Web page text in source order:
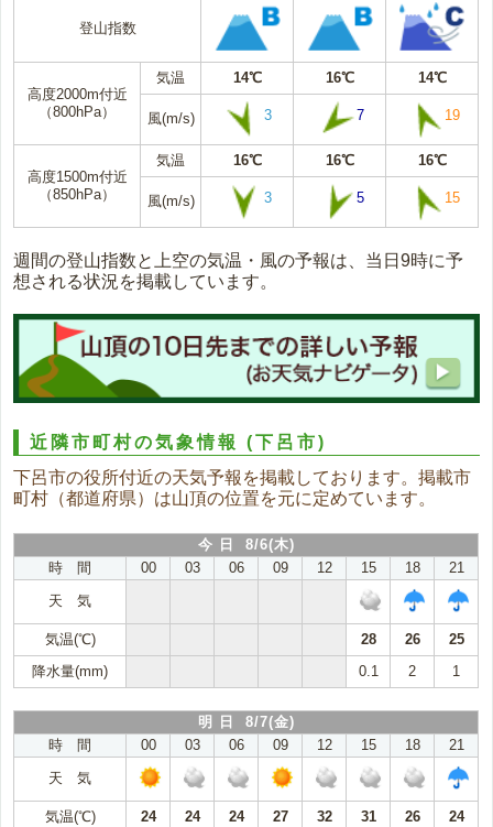
登山指数
高度2000m付近
（800hPa）
気温 14℃ 16℃ 14℃
風(m/s) 3 7 19
高度1500m付近
（850hPa）
気温 16℃ 16℃ 16℃
風(m/s) 3 5 15
週間の登山指数と上空の気温・風の予報は、当日9時に予
想される状況を掲載しています。
近隣市町村の気象情報(下呂市)
下呂市の役所付近の天気予報を掲載しております。掲載市
町村（都道府県）は山頂の位置を元に定めています。
今 日 8/6(木)
時 間
00 03 06 09 12 15 18
21
天 気
気温(℃) 28 26
25
降水量(mm)
0.1 2 1
明 日 8/7(金)
時 間
00 03 06 09 12 15 18
21
天 気
気温(℃) 24 24 24 27 32 31 26
24